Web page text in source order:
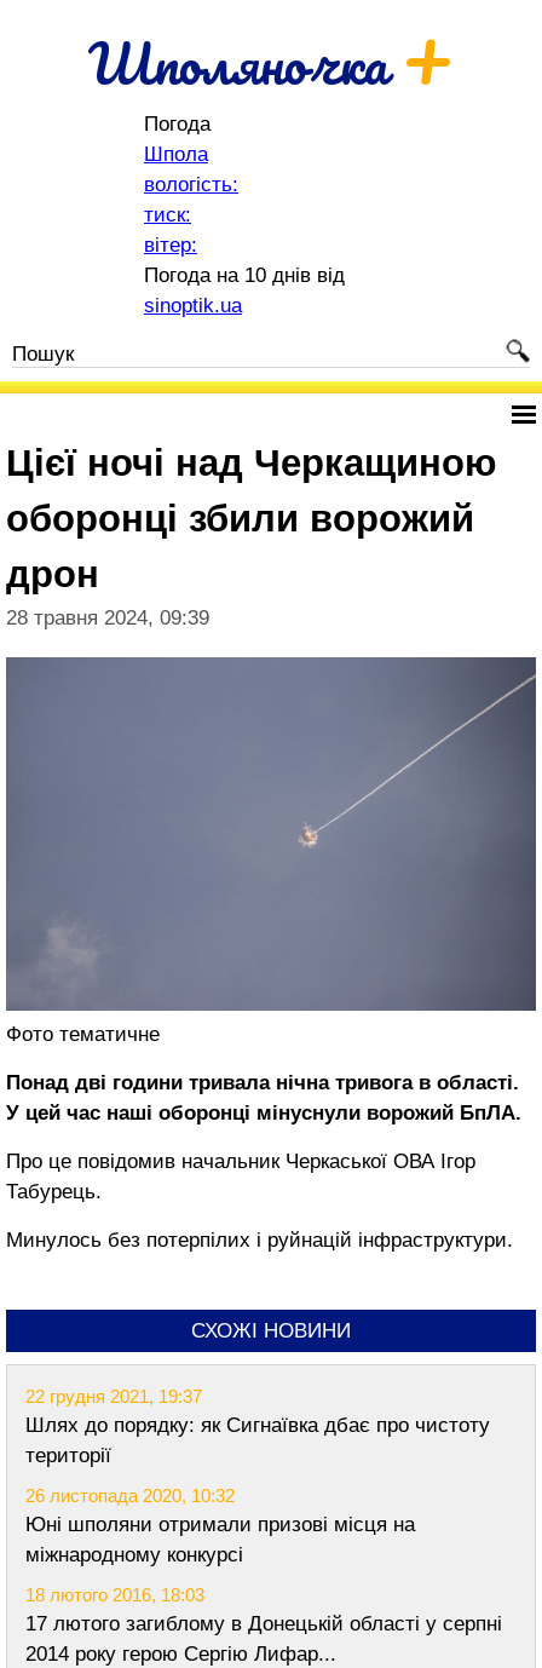
Шполяночка+
Погода
Шпола
вологість:
тиск:
вітер:
Погода на 10 днів від
sinoptik.ua
Цієї ночі над Черкащиною
оборонці збили ворожий
дрон
28 травня 2024, 09:39
Фото тематичне
Понад дві години тривала нічна тривога в області.
У цей час наші оборонці мінуснули ворожий БпЛА.
Про це повідомив начальник Черкаської ОВА Ігор
Табурець.
Минулось без потерпілих і руйнацій інфраструктури.
СХОЖІ НОВИНИ
22 грудня 2021, 19:37
Шлях до порядку: як Сигнаївка дбає про чистоту
території
26 листопада 2020, 10:32
Юні шполяни отримали призові місця на
міжнародному конкурсі
18 лютого 2016, 18:03
17 лютого загиблому в Донецькій області у серпні
2014 року герою Сергію Лифар...